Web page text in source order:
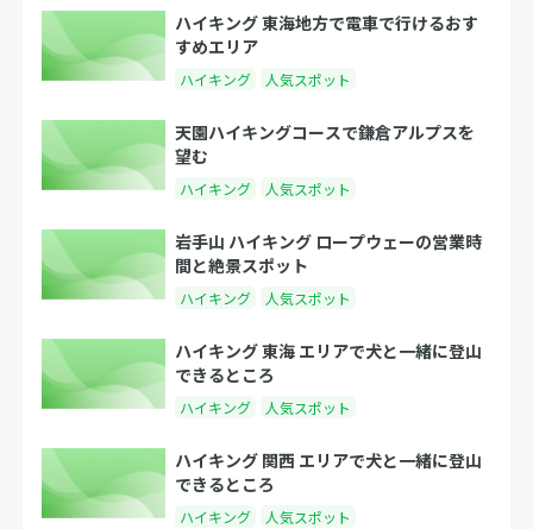
ハイキング 東海地方で電車で行けるおす
すめエリア
ハイキング 人気スポット
天園ハイキングコースで鎌倉アルプスを
望む
ハイキング 人気スポット
岩手山 ハイキング ロープウェーの営業時
間と絶景スポット
ハイキング 人気スポット
ハイキング 東海 エリアで犬と一緒に登山
できるところ
ハイキング 人気スポット
ハイキング 関西 エリアで犬と一緒に登山
できるところ
ハイキング 人気スポット